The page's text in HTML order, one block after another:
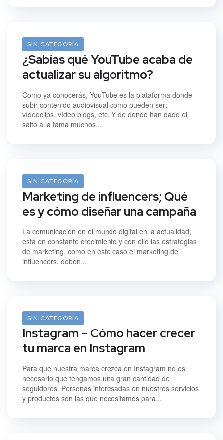
SIN CATEGORÍA
15/09/2021
¿Sabías qué YouTube acaba de
actualizar su algoritmo?
Como ya conocerás, YouTube es la plataforma donde
subir contenido audiovisual como pueden ser;
vídeoclips, vídeo blogs, etc. Y de donde han dado el
salto a la fama muchos...
SIN CATEGORÍA
11/08/2021
Marketing de influencers; Qué
es y cómo diseñar una campaña
La comunicación en el mundo digital en la actualidad,
está en constante crecimiento y con ello las estrategias
de marketing, como en este caso el marketing de
influencers, deben...
SIN CATEGORÍA
28/07/2021
Instagram – Cómo hacer crecer
tu marca en Instagram
Para que nuestra marca crezca en Instagram no es
necesario que tengamos una gran cantidad de
seguidores. Personas interesadas en nuestros servicios
y productos son las que necesitamos para...